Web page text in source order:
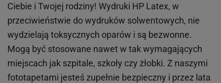
Ciebie i Twojej rodziny! Wydruki HP Latex, w
przeciwieństwie do wydruków solwentowych, nie
wydzielają toksycznych oparów i są bezwonne.
Mogą być stosowane nawet w tak wymagających
miejscach jak szpitale, szkoły czy żłobki. Z naszymi
fototapetami jesteś zupełnie bezpieczny i przez lata